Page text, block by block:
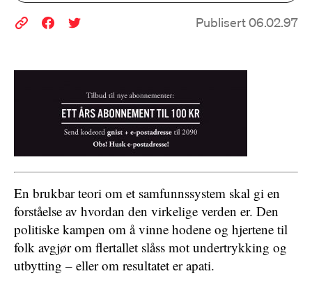
Publisert 06.02.97
En brukbar teori om et samfunnssystem skal gi en
forståelse av hvordan den virkelige verden er. Den
politiske kampen om å vinne hodene og hjertene til
folk avgjør om flertallet slåss mot undertrykking og
utbytting – eller om resultatet er apati.